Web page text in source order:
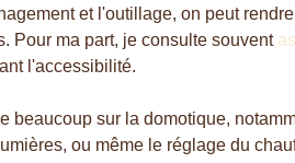
et l'outillage, on peut
Pour ma part, je consulte souvent
l'accessibilité.
beaucoup sur la domotique,
ou même le réglage du